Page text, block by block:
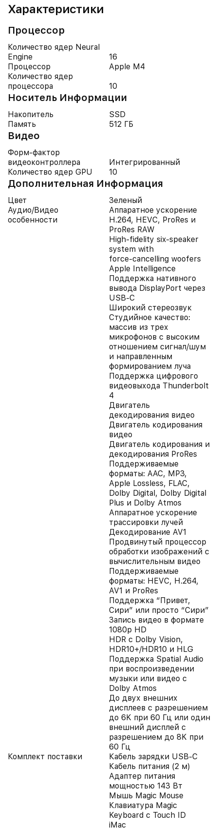
Характеристики
Процессор
Количество ядер Neural
Engine
16
Процессор
Apple M4
Количество ядер
процессора
10
Носитель Информации
Накопитель
SSD
Память
512 ГБ
Видео
Форм-фактор
видеоконтроллера
Интегрированный
Количество ядер GPU
10
Дополнительная Информация
Цвет
Зеленый
Аудио/Видео
особенности
Аппаратное ускорение
H.264, HEVC, ProRes и
ProRes RAW
High‑fidelity six‑speaker
system with
force‑cancelling woofers
Apple Intelligence
Поддержка нативного
вывода DisplayPort через
USB‑C
Широкий стереозвук
Студийное качество:
массив из трех
микрофонов с высоким
отношением сигнал/шум
и направленным
формированием луча
Поддержка цифрового
видеовыхода Thunderbolt
4
Двигатель
декодирования видео
Двигатель кодирования
видео
Двигатель кодирования и
декодирования ProRes
Поддерживаемые
форматы: AAC, MP3,
Apple Lossless, FLAC,
Dolby Digital, Dolby Digital
Plus и Dolby Atmos
Аппаратное ускорение
трассировки лучей
Декодирование AV1
Продвинутый процессор
обработки изображений с
вычислительным видео
Поддерживаемые
форматы: HEVC, H.264,
AV1 и ProRes
Поддержка “Привет,
Сири” или просто “Сири”
Запись видео в формате
1080p HD
HDR с Dolby Vision,
HDR10+/HDR10 и HLG
Поддержка Spatial Audio
при воспроизведении
музыки или видео с
Dolby Atmos
До двух внешних
дисплеев с разрешением
до 6K при 60 Гц или один
внешний дисплей с
разрешением до 8K при
60 Гц
Комплект поставки
Кабель зарядки USB-C
Кабель питания (2 м)
Адаптер питания
мощностью 143 Вт
Мышь Magic Mouse
Клавиатура Magic
Keyboard с Touch ID
iMac